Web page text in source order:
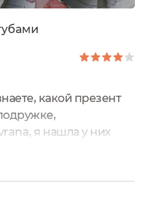
какой презент
я нашла у них
кокосовое масло +
симпатичная